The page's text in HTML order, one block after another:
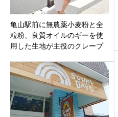
亀山駅前に無農薬小麦粉と全
粒粉、良質オイルのギーを使
用した生地が主役のクレープ
市」にオープン